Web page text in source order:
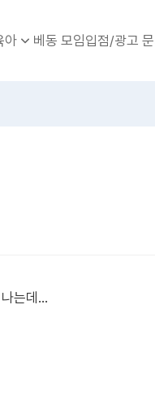
아 베동 모임입점/광고
는데…